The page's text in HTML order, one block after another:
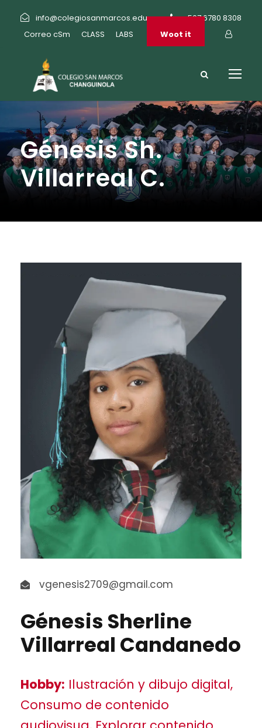
info@colegiosanmarcos.edu.pa
+507 6780 8308
Correo cSm
CLASS LABS Woot it
Génesis Sh.
Villarreal C.
vgenesis2709@gmail.com
Génesis Sherline
Villarreal Candanedo
Hobby: Ilustración y dibujo digital,
Consumo de contenido